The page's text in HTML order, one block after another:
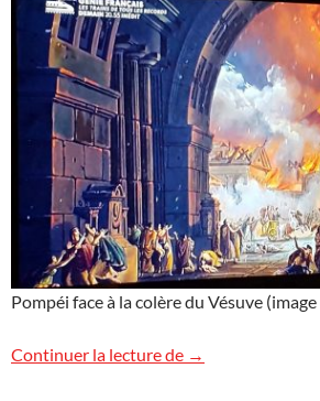
Pompéi face à la colère du Vésuve (image
Continuer la lecture de Pompéi en replay
→